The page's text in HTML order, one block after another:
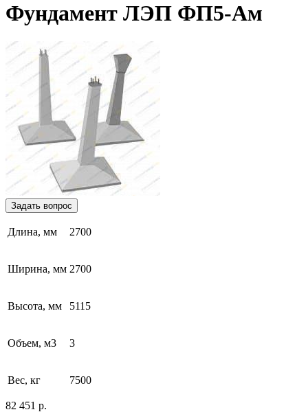
Фундамент ЛЭП ФП5-Ам
Задать вопрос
Длина, мм 2700
Ширина, мм 2700
Высота, мм 5115
Объем, м3 3
Вес, кг 7500
82 451 р.